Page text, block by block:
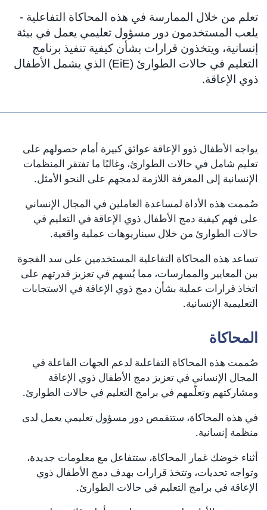
تعلم من خلال الممارسة في هذه المحاكاة التفاعلية -
يلعب المستخدمون دور مسؤول تعليمي يعمل في بيئة
إنسانية، ويتخذون قرارات بشأن كيفية تنفيذ برنامج
التعليم في حالات الطوارئ (EiE) الذي يشمل الأطفال
ذوي الإعاقة.
يواجه الأطفال ذوو الإعاقة عوائق كبيرة أمام حصولهم على
تعليم شامل في حالات الطوارئ، وغالبًا ما تفتقر المنظمات
الإنسانية إلى المعرفة اللازمة لدمجهم على النحو الأمثل.
صُممت هذه الأداة لمساعدة العاملين في المجال الإنساني
على فهم كيفية دمج الأطفال ذوي الإعاقة في التعليم في
حالات الطوارئ من خلال سيناريوهات عملية واقعية.
تساعد هذه المحاكاة التفاعلية المستخدمين على سد الفجوة
بين المعايير والممارسات، مما يُسهم في تعزيز قدرتهم على
اتخاذ قرارات عملية بشأن دمج ذوي الإعاقة في الاستجابات
التعليمية الإنسانية.
المحاكاة
صُممت هذه المحاكاة التفاعلية لدعم الجهات الفاعلة في
المجال الإنساني في تعزيز دمج الأطفال ذوي الإعاقة
ومشاركتهم وتعلّمهم في برامج التعليم في حالات الطوارئ.
في هذه المحاكاة، ستتقمص دور مسؤول تعليمي يعمل لدى
منظمة إنسانية.
أثناء خوضك غمار المحاكاة، ستتفاعل مع معلومات جديدة،
وتواجه تحديات، وتتخذ قرارات بهدف دمج الأطفال ذوي
الإعاقة في برامج التعليم في حالات الطوارئ.